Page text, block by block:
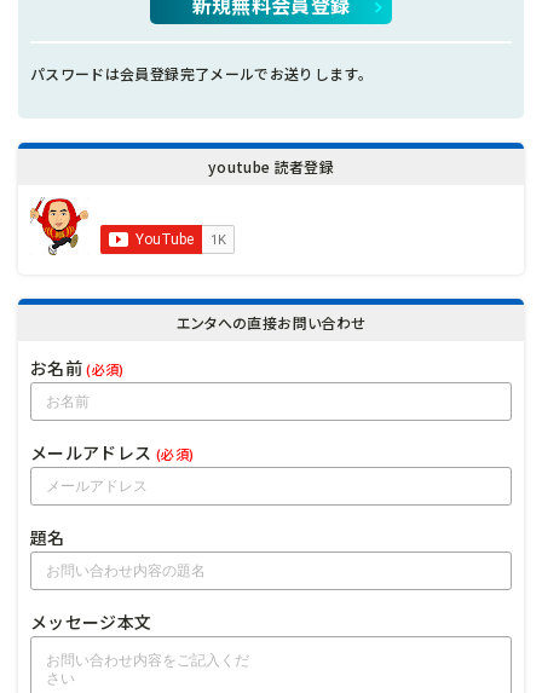
パスワードは会員登録完了メールでお送りします。
youtube 読者登録
エンタへの直接お問い合わせ
お名前(必須)
メールアドレス (必須)
題名
メッセージ本文